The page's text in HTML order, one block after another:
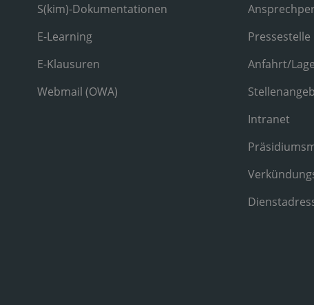
S(kim)-Dokumentationen
E-Learning
E-Klausuren
Webmail (OWA)
Pressestelle
Anfahrt/Lage
Intranet